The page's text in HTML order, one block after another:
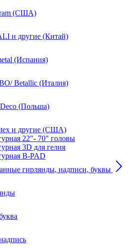
(США)
и другие (Китай)
(Испания)
Betallic (Италия)
(Польша)
и другие (США)
22"- 70" головы
3D для гелия
B-PAD
гирлянды, надписи, буквы